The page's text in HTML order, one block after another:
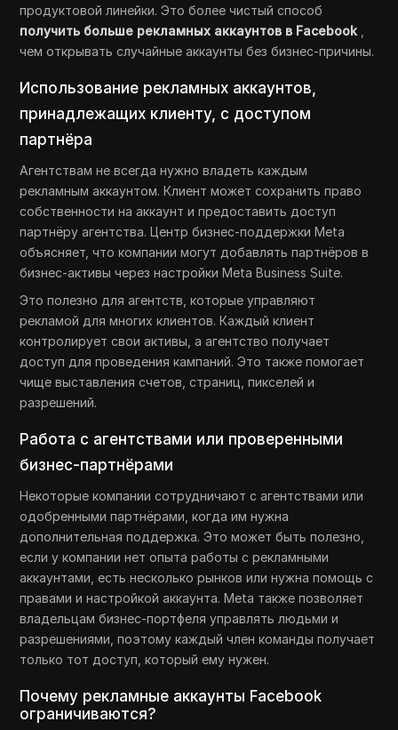
продуктовой линейки. Это более чистый способ
получить больше рекламных аккаунтов в Facebook
чем открывать случайные аккаунты без бизнес-причины.
Использование рекламных аккаунтов,
принадлежащих клиенту, с доступом
партнёра
Агентствам не всегда нужно владеть каждым
рекламным аккаунтом. Клиент может сохранить право
собственности на аккаунт и предоставить доступ
партнёру агентства. Центр бизнес-поддержки Meta
объясняет, что компании могут добавлять партнёров в
бизнес-активы через настройки Meta Business Suite.
Это полезно для агентств, которые управляют
рекламой для многих клиентов. Каждый клиент
контролирует свои активы, а агентство получает
доступ для проведения кампаний. Это также помогает
чище выставления счетов, страниц, пикселей и
разрешений.
Работа с агентствами или проверенными
бизнес-партнёрами
Некоторые компании сотрудничают с агентствами или
одобренными партнёрами, когда им нужна
дополнительная поддержка. Это может быть полезно,
если у компании нет опыта работы с рекламными
аккаунтами, есть несколько рынков или нужна помощь с
правами и настройкой аккаунта. Meta также позволяет
владельцам бизнес-портфеля управлять людьми и
разрешениями, поэтому каждый член команды получает
только тот доступ, который ему нужен.
Почему рекламные аккаунты Facebook
ограничиваются?